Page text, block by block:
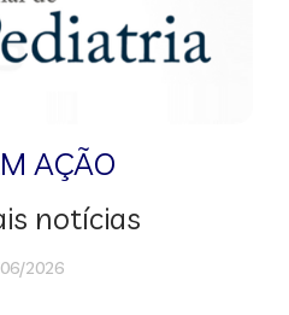
AÇÃO
notícias
2026